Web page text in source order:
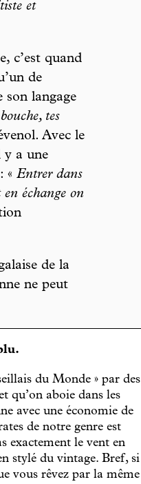
et
c’est quand
de
son langage
tes
Avec le
y a une
« Entrer dans
échange on
de la
ne peut
du Monde » par des
qu’on aboie dans les
avec une économie de
de notre genre est
exactement le vent en
stylé du vintage. Bref, si
vous rêvez par la même